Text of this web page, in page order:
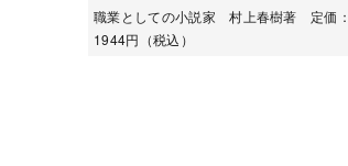
職業としての小説家 村上春樹著 定価：
1944円（税込）